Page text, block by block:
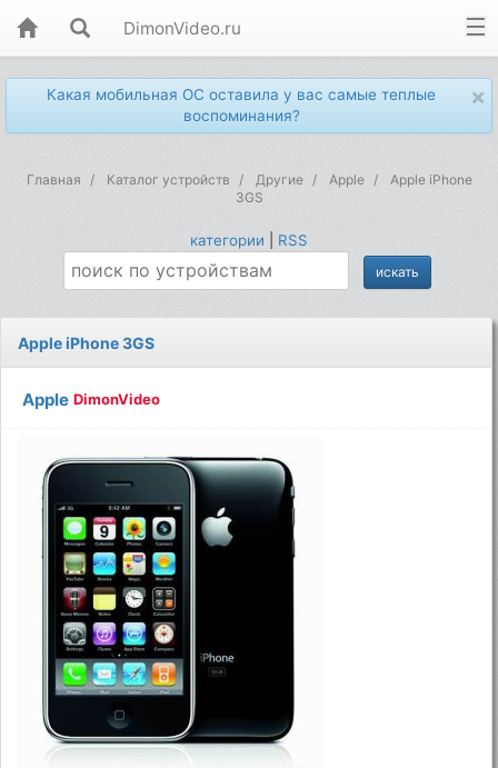
DimonVideo.ru
×
Какая мобильная ОС оставила у вас самые теплые
воспоминания?
Главная Каталог устройств Другие Apple
Apple iPhone
3GS
категории RSS
Apple iPhone 3GS
Apple DimonVideo